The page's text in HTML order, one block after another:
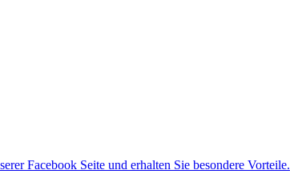
Facebook Seite und erhalten Sie besondere Vorteile.